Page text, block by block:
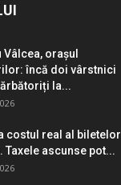
Vâlcea, orașul
încă doi vârstnici
la...
costul real al biletelor
Taxele ascunse pot...